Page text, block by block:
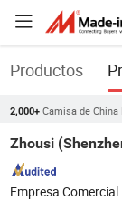
Productos
2,000+ Camisa de China
Zhousi
Empresa Comercial